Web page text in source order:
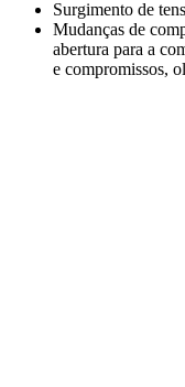
Surgimento de
Mudanças de
abertura para a
e compromissos,